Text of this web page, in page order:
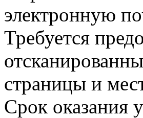
электронную
Требуется
страницы и
Срок оказания